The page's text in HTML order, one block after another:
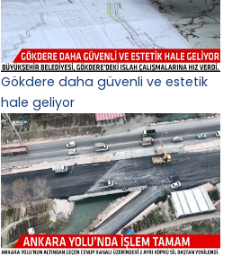
Gökdere daha güvenli ve estetik
hale geliyor